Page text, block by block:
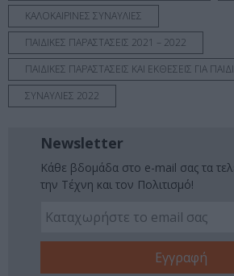
ΚΑΛΟΚΑΙΡΙΝΕΣ ΣΥΝΑΥΛΙΕΣ
ΠΑΙΔΙΚΕΣ ΠΑΡΑΣΤΑΣΕΙΣ 2021 – 2022
ΠΑΙΔΙΚΕΣ ΠΑΡΑΣΤΑΣΕΙΣ ΚΑΙ ΕΚΘΕΣΕΙΣ ΓΙΑ
ΣΥΝΑΥΛΙΕΣ 2022
Newsletter
Κάθε βδομάδα στο e-mail σας τα
την Τέχνη και τον Πολιτισμό!